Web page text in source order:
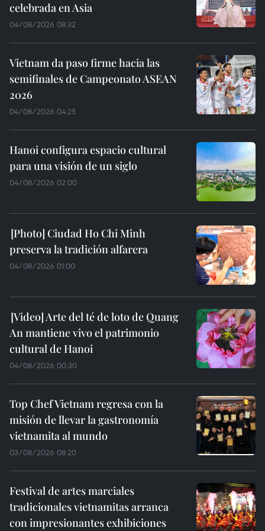
celebrada en Asia
04/08/2026 08:32
Vietnam da paso firme hacia las
semifinales de Campeonato ASEAN
2026
04/08/2026 04:25
Hanoi configura espacio cultural
para una visión de un siglo
04/08/2026 02:00
Ciudad Ho Chi Minh
preserva la tradición alfarera
04/08/2026 01:00
Arte del té de loto de Quang
An mantiene vivo el patrimonio
cultural de Hanoi
04/08/2026 00:30
Top Chef Vietnam regresa con la
misión de llevar la gastronomía
vietnamita al mundo
03/08/2026 08:20
Festival de artes marciales
tradicionales vietnamitas arranca
con impresionantes exhibiciones